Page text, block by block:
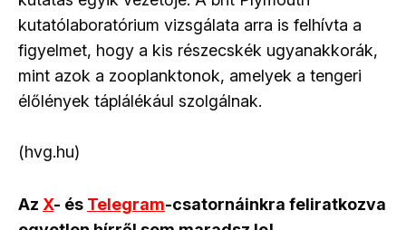
kutatólaboratórium vizsgálata arra is felhívta a
figyelmet, hogy a kis részecskék ugyanakkorák,
mint azok a zooplanktonok, amelyek a tengeri
élőlények táplálékául szolgálnak.
(hvg.hu)
Az X- és Telegram-csatornáinkra feliratkozva